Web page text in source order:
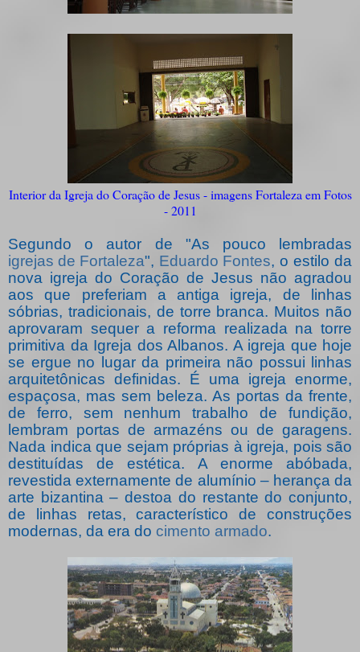
Interior da Igreja do Coração de Jesus - imagens Fortaleza em Fotos
- 2011
Segundo o autor de "As pouco lembradas
igrejas de Fortaleza", Eduardo Fontes, o estilo da
nova igreja do Coração de Jesus não agradou
aos que preferiam a antiga igreja, de linhas
sóbrias, tradicionais, de torre branca. Muitos não
aprovaram sequer a reforma realizada na torre
primitiva da Igreja dos Albanos. A igreja que hoje
se ergue no lugar da primeira não possui linhas
arquitetônicas definidas. É uma igreja enorme,
espaçosa, mas sem beleza. As portas da frente,
de ferro, sem nenhum trabalho de fundição,
lembram portas de armazéns ou de garagens.
Nada indica que sejam próprias à igreja, pois são
destituídas de estética. A enorme abóbada,
revestida externamente de alumínio – herança da
arte bizantina – destoa do restante do conjunto,
de linhas retas, característico de construções
modernas, da era do cimento armado.